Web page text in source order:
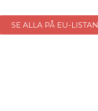
SE ALLA PÅ EU-LISTAN